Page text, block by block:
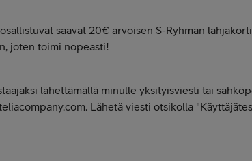
saavat 20€ arvoisen S-Ryhmän
joten toimi nopeasti!
lähettämällä minulle yksityisviesti tai
Lähetä viesti otsikolla